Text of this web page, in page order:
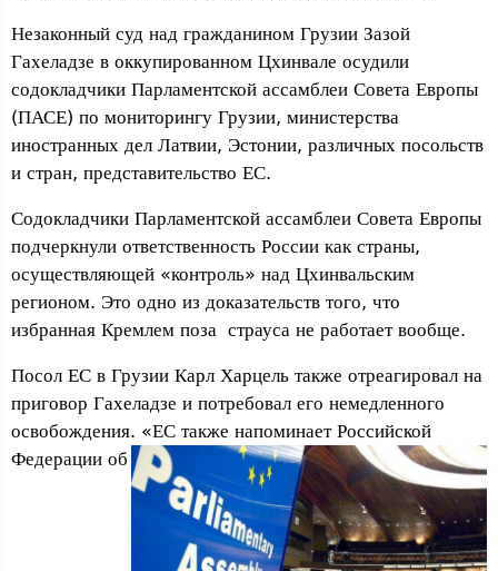
Незаконный суд над гражданином Грузии Зазой
Гахеладзе в оккупированном Цхинвале осудили
содокладчики Парламентской ассамблеи Совета Европы
(ПАСЕ) по мониторингу Грузии, министерства
иностранных дел Латвии, Эстонии, различных посольств
и стран, представительство ЕС.
Содокладчики Парламентской ассамблеи Совета Европы
подчеркнули ответственность России как страны,
осуществляющей «контроль» над Цхинвальским
регионом. Это одно из доказательств того, что
избранная Кремлем поза страуса не работает вообще.
Посол ЕС в Грузии Карл Харцель также отреагировал на
приговор Гахеладзе и потребовал его немедленного
освобождения. «ЕС также напоминает Российской
Федерации об